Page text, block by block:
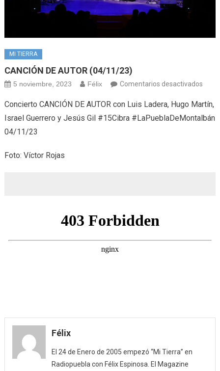
MI TIERRA
CANCIÓN DE AUTOR (04/11/23)
5 noviembre, 2023 Félix Comentarios desactivadosen
DE
Concierto CANCIÓN DE AUTOR con Luis Ladera, Hugo Martín,
Israel Guerrero y Jesús Gil #15Cibra #LaPueblaDeMontalbán
04/11/23
Foto: Víctor Rojas
Félix
El 24 de Enero de 2005 empezó “Mi Tierra” en
Radiopuebla con Félix Espinosa. El Magazine